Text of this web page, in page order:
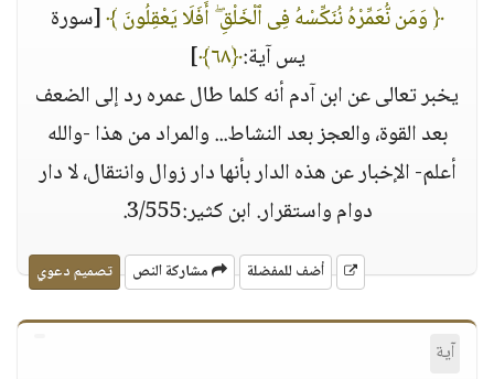
﴿ وَمَن نُّعَمِّرْهُ نُنَكِّسْهُ فِى ٱلْخَلْقِ ۖ أَفَلَا يَعْقِلُونَ ﴾[سورة
يس آية:﴿٦٨﴾
]
يخبر تعالى عن ابن آدم أنه كلما طال عمره رد إلى الضعف
بعد القوة، والعجز بعد النشاط... والمراد من هذا -والله
أعلم- الإخبار عن هذه الدار بأنها دار زوال وانتقال، لا دار
دوام واستقرار. ابن كثير:3/555.
أضف للمفضلة مشاركة النص تصميم دعوي
آية